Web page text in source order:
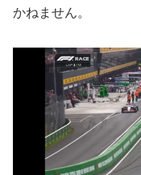
かねません。